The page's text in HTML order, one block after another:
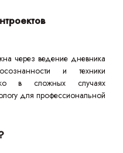
через ведение дневника
и техники
в сложных случаях
для профессиональной